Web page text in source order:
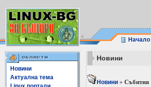
Начало
Новини
Актуална тема
Новини
Новини » Събития